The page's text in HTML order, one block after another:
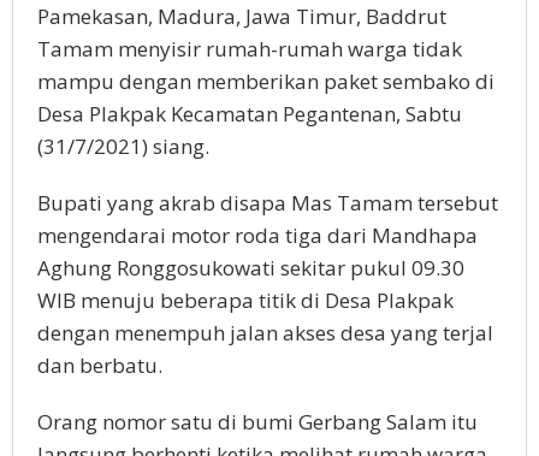
Pamekasan, Madura, Jawa Timur, Baddrut
Tamam menyisir rumah-rumah warga tidak
mampu dengan memberikan paket sembako di
Desa Plakpak Kecamatan Pegantenan, Sabtu
(31/7/2021) siang.
Bupati yang akrab disapa Mas Tamam tersebut
mengendarai motor roda tiga dari Mandhapa
Aghung Ronggosukowati sekitar pukul 09.30
WIB menuju beberapa titik di Desa Plakpak
dengan menempuh jalan akses desa yang terjal
dan berbatu.
Orang nomor satu di bumi Gerbang Salam itu